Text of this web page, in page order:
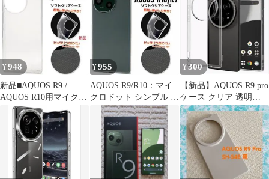
¥948
新品■AQUOS R9 /
AQUOS R10用マイクロ
ドット加工ソフトケー
¥955
AQUOS R9/R10：マイ
クロドット シンプル 透
明 ソフトケース★クリ
¥300
【新品】AQUOS R9 pro
ケース クリア 透明
TPU 耐衝撃 全面保護